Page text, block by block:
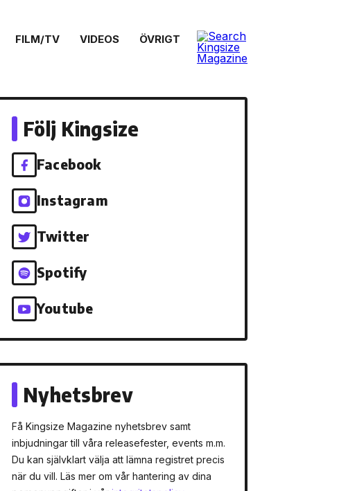
FILM/TV VIDEOS ÖVRIGT
Följ Kingsize
Facebook
Instagram
Twitter
Spotify
Youtube
Nyhetsbrev
Få Kingsize Magazine nyhetsbrev samt
inbjudningar till våra releasefester, events m.m.
Du kan självklart välja att lämna registret precis
när du vill. Läs mer om vår hantering av dina